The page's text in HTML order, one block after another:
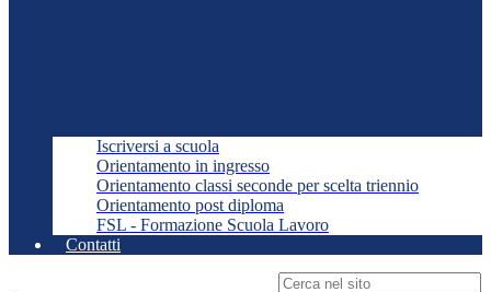
Iscriversi a scuola
Orientamento in ingresso
Orientamento classi seconde per scelta triennio
Orientamento post diploma
FSL - Formazione Scuola Lavoro
Contatti